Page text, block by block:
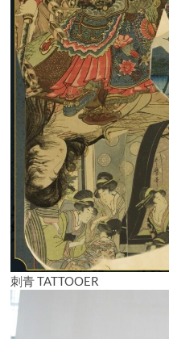
刺青 TATTOOER